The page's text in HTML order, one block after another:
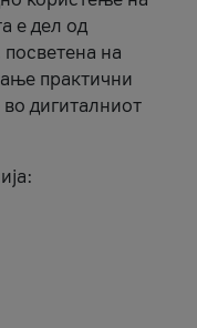
е дел од
на
практични
дигиталниот